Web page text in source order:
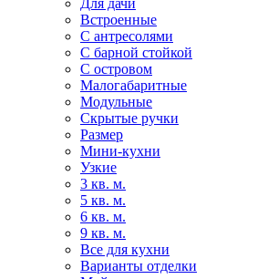
Для дачи
Встроенные
С антресолями
С барной стойкой
С островом
Малогабаритные
Модульные
Скрытые ручки
Размер
Мини-кухни
Узкие
3 кв. м.
5 кв. м.
6 кв. м.
9 кв. м.
Все для кухни
Варианты отделки